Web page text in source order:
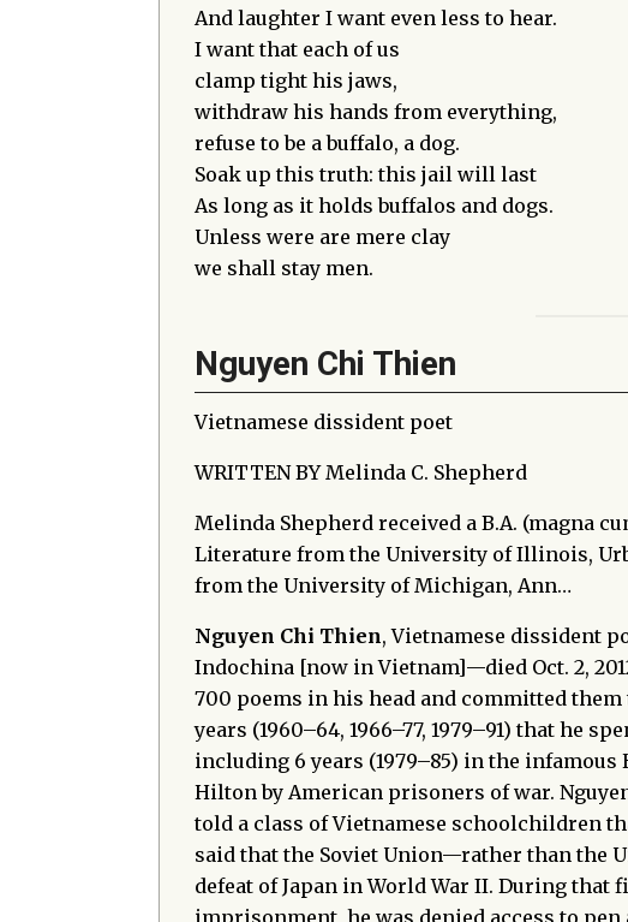
And laughter I want even less to hear.
I want that each of us
clamp tight his jaws,
withdraw his hands from everything,
refuse to be a buffalo, a dog.
Soak up this truth: this jail will last
As long as it holds buffalos and dogs.
Unless were are mere clay
we shall stay men.
Nguyen Chi Thien
Vietnamese dissident poet
WRITTEN BY Melinda C. Shepherd
Melinda Shepherd received a B.A. (magna
Literature from the University of Illinois,
from the University of Michigan, Ann…
Nguyen Chi Thien, Vietnamese dissident
Indochina [now in Vietnam]—died Oct. 2,
700 poems in his head and committed
years (1960–64, 1966–77, 1979–91) that he
including 6 years (1979–85) in the infamous
Hilton by American prisoners of war.
told a class of Vietnamese schoolchildren
said that the Soviet Union—rather than the
defeat of Japan in World War II. During that
imprisonment, he was denied access to